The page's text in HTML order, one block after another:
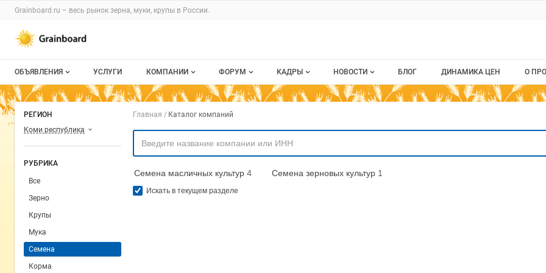
Раздел навигации по сайту grainboard.ru
Grainboard.ru – весь рынок зерна, муки, крупы в России.
Авторизация и меню пользователя
Навигация по разделам сайта grainboard.ru
ОБЪЯВЛЕНИЯ
Все объявления
Мои объявления
УСЛУГИ КОМПАНИИ
О каталоге компаний
Моя компания
Платное размещение
ФОРУМ
Все темы
КАДРЫ
Все вакансии
НОВОСТИ
Новости рынка
БЛОГ ДИНАМИКА ЦЕН О
О
РЕГИОН
Коми республика
РУБРИКА
Все
Зерно
Крупы
Мука
Семена
Корма
Навигация по компаниям
Главная Каталог компаний
Семена масличных культур 4 Семена зерновых культур 1
Искать в текущем разделе